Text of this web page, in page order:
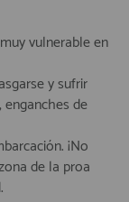
vulnerable en
y sufrir
de
¡No
de la proa